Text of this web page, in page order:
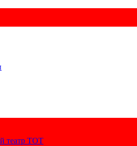
театр ТОТ